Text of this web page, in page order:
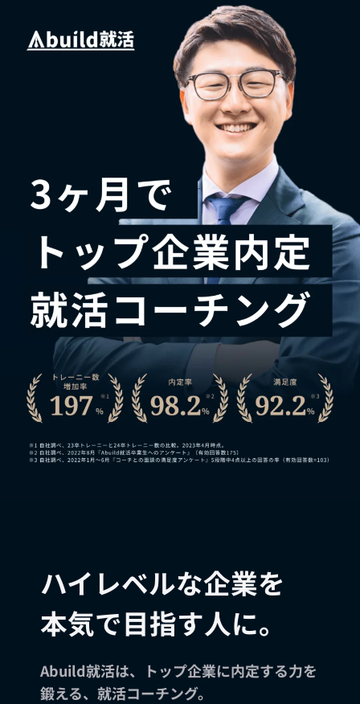
ハイレベルな企業を
本気で目指す人に。
Abuild就活は、トップ企業に内定する力を
鍛える、就活コーチング。